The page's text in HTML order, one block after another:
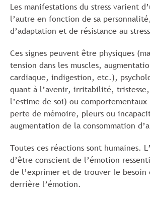
Les manifestations du stress varient
l’autre en fonction de sa
d’adaptation et de résistance au
Ces signes peuvent être physiques
tension dans les muscles,
cardiaque, indigestion, etc.),
quant à l’avenir, irritabilité,
l’estime de soi) ou comportementaux
perte de mémoire, pleurs ou
augmentation de la consommation
Toutes ces réactions sont humaines.
d’être conscient de l’émotion
de l’exprimer et de trouver le besoin
derrière l’émotion.